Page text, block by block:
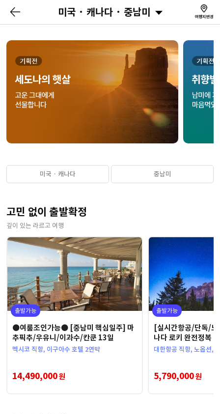
미국 · 캐나다 · 중남미
미국 · 캐나다 중남미
고민 없이 출발확정
깊이 있는 라르고 여행
출발가능
●여룸조인가능● [중남미 핵심일주] 마
추픽추/우유니/이과수/칸쿤 13일
멕시코 직항, 이구아수 호텔 2연박
14,490,000원
출발가능
[실시간항공/단독/
나다 로키 완전정복 9
대한항공 직항, 노옵션,
5,790,000원